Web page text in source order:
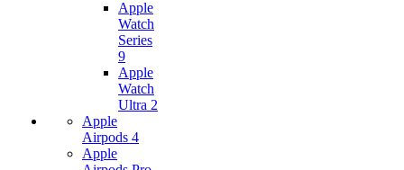
Apple
Watch
Series
9
Apple
Watch
Ultra 2
Apple
Airpods 4
Apple